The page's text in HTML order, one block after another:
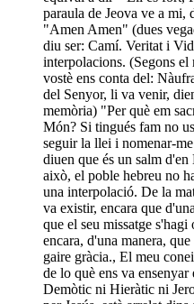
paraula de Jeova ve a mi,
"Amen Amen" (dues
diu ser: Camí. Veritat i
interpolacions. (Segons el
vostè ens conta del:
del Senyor, li va venir,
memòria) "Per què em
Món? Si tingués fam no
seguir la llei i nomenar-
diuen que és un salm
això, el poble hebreu no
una interpolació. De la
va existir, encara que
que el seu missatge
encara, d'una manera,
gaire gràcia., El meu
de lo què ens va
Demòtic ni Hieràtic ni